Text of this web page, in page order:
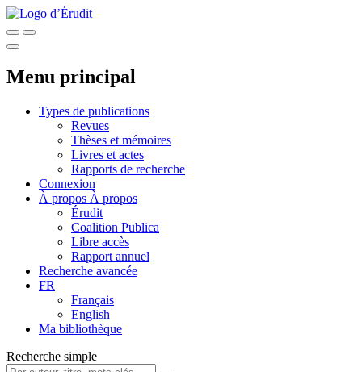
Menu principal
Types de publications
Revues
Thèses et mémoires
Livres et actes
Rapports de recherche
Connexion
À propos À propos
Érudit
Coalition Publica
Libre accès
Rapport annuel
Recherche avancée
FR
Français
English
Ma bibliothèque
Recherche simple